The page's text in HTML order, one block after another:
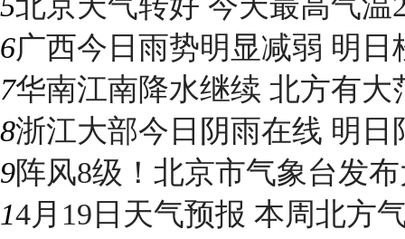
6广西今日雨势明显减弱 明日
7华南江南降水继续 北方有大
8浙江大部今日阴雨在线 明日
9阵风8级！北京市气象台发
14月19日天气预报 本周北方